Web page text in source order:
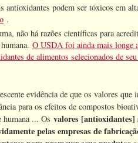
antioxidantes podem ser tóxicos em
.
não há razões científicas para
humana.O USDA foi ainda mais longe
de alimentos selecionados de
evidência de que os valores que
para os efeitos de compostos
humana ... Os valores
pelas empresas de